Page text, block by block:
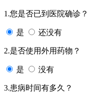
1.您是否已到医院确诊？
是 还没有
2.是否使用外用药物？
是 没有
3.患病时间有多久？